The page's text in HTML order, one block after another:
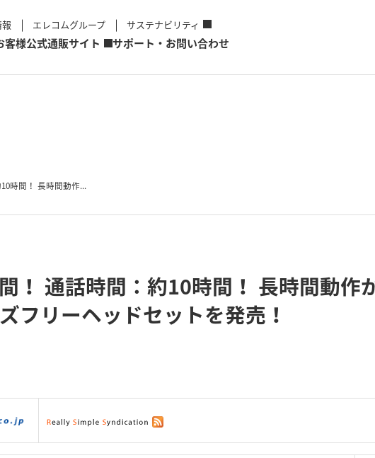
エレコムグループ サステナビリティ
客様公式通販サイト サポート・お問い合わせ
時間！ 長時間動作...
！ 通話時間：約10時間！ 長時間動作
リーヘッドセットを発売！